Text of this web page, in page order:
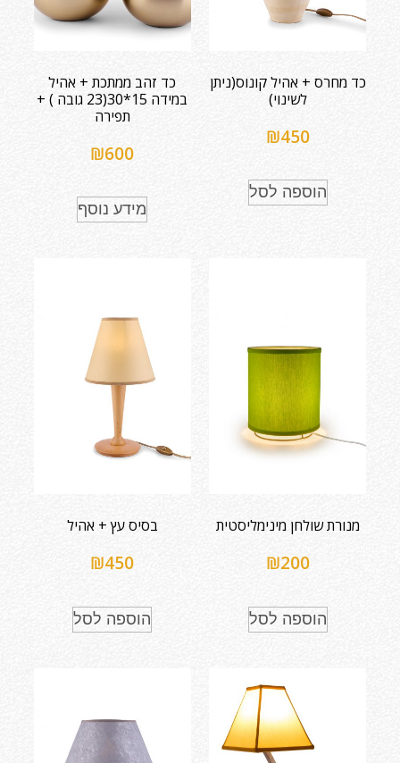
כד מחרס + אהיל קונוס(ניתן
לשינוי)
₪450
הוספה לסל
כד זהב ממתכת + אהיל
במידה 15*30(23 גובה ) +
תפירה
₪600
מידע נוסף
מנורת שולחן מינימליסטית
₪200
הוספה לסל
בסיס עץ + אהיל
₪450
הוספה לסל